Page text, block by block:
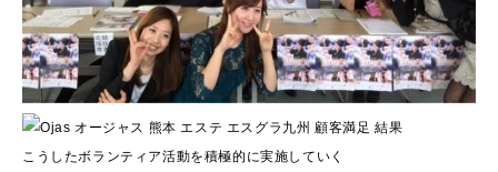
こうしたボランティア活動を積極的に実施していく